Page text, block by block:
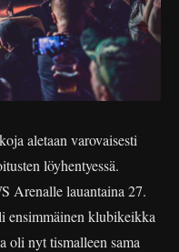
aletaan varovaisesti
löyhentyessä.
Arenalle lauantaina 27.
ensimmäinen klubikeikka
oli nyt tismalleen sama